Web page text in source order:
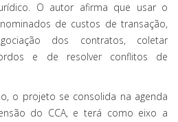
O autor afirma que usar o
de custos de transação,
dos contratos, coletar
e de resolver conflitos de
o projeto se consolida na agenda
do CCA, e terá como eixo a